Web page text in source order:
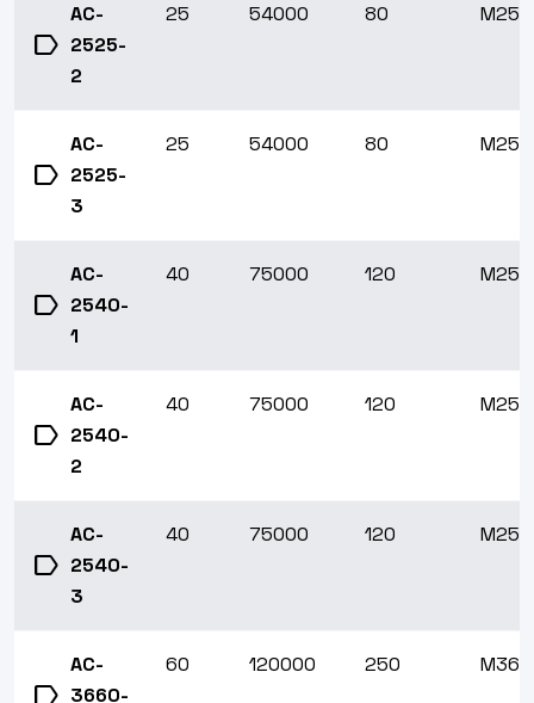
label
AC-
2525-
2
25 54000 80
label
AC-
2525-
3
25 54000 80
label
AC-
2540-
1
40 75000 120
label
AC-
2540-
2
40 75000 120
label
AC-
2540-
3
40 75000 120
label
AC-
3660-
60 120000 250